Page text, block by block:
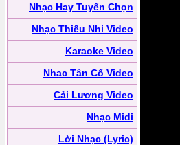
Nhạc Hay Tuyển Chọn
Nhạc Thiếu Nhi Video
Karaoke Video
Nhạc Tân Cổ Video
Cải Lương Video
Nhạc Midi
Lời Nhạc (Lyric)